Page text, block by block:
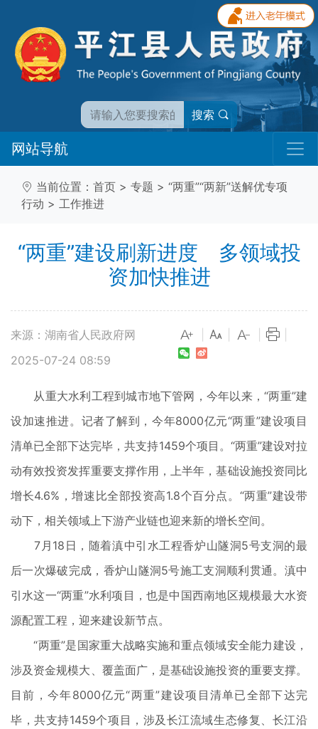
搜索
网站导航
当前位置： 首页 > 专题 > “两重”“两新”送解优专项
行动 > 工作推进
“两重”建设刷新进度 多领域投
资加快推进
来源：湖南省人民政府网
2025-07-24 08:59
从重大水利工程到城市地下管网，今年以来，“两重”建
设加速推进。记者了解到，今年8000亿元“两重”建设项目
清单已全部下达完毕，共支持1459个项目。“两重”建设对拉
动有效投资发挥重要支撑作用，上半年，基础设施投资同比
增长4.6%，增速比全部投资高1.8个百分点。“两重”建设带
动下，相关领域上下游产业链也迎来新的增长空间。
7月18日，随着滇中引水工程香炉山隧洞5号支洞的最
后一次爆破完成，香炉山隧洞5号施工支洞顺利贯通。滇中
引水这一“两重”水利项目，也是中国西南地区规模最大水资
源配置工程，迎来建设新节点。
“两重”是国家重大战略实施和重点领域安全能力建设，
涉及资金规模大、覆盖面广，是基础设施投资的重要支撑。
目前，今年8000亿元“两重”建设项目清单已全部下达完
毕，共支持1459个项目，涉及长江流域生态修复、长江沿